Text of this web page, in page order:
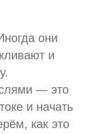
они
и
— это
и начать
как это